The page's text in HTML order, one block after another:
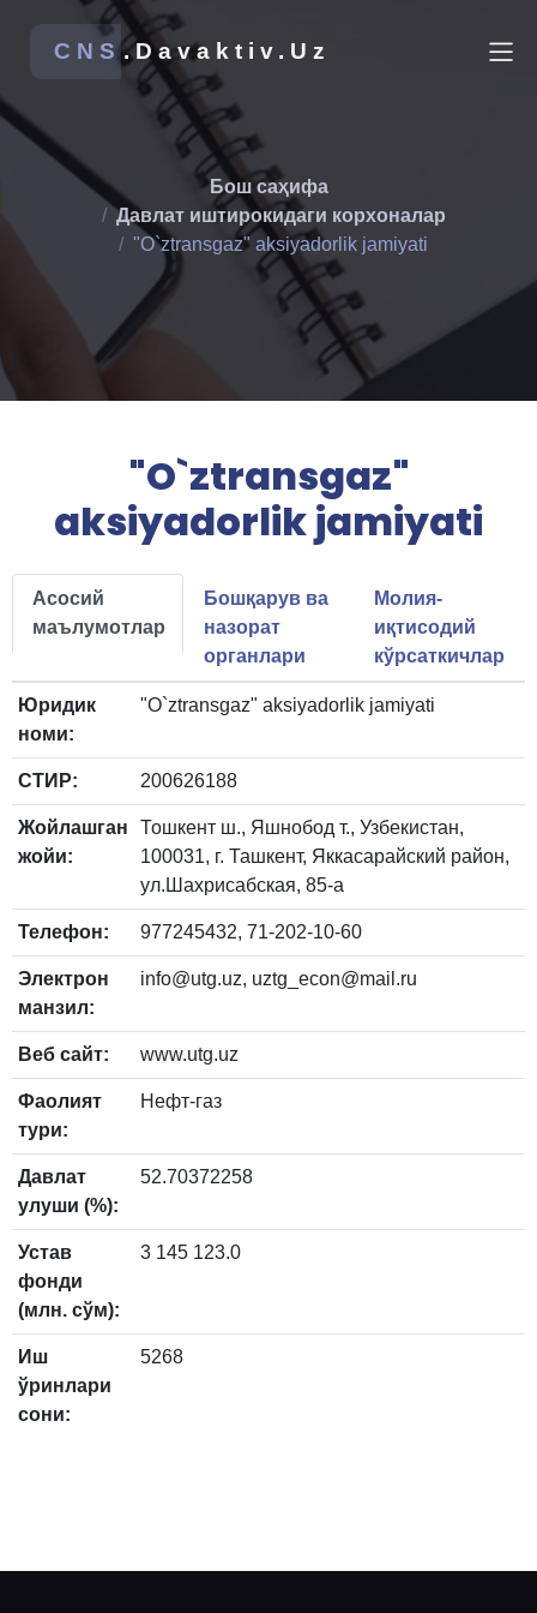
CNS.Davaktiv.Uz
Бош саҳифа
Давлат иштирокидаги корхоналар
"O`ztransgaz" aksiyadorlik jamiyati
"O`ztransgaz"
aksiyadorlik jamiyati
Асосий
маълумотлар
Бошқарув ва
назорат
органлари
Молия-
иқтисодий
кўрсаткичлар
Юридик
номи:
"O`ztransgaz" aksiyadorlik jamiyati
СТИР: 200626188
Жойлашган
жойи:
Тошкент ш., Яшнобод т., Узбекистан,
100031, г. Ташкент, Яккасарайский район,
ул.Шахрисабская, 85-а
Телефон: 977245432, 71-202-10-60
Электрон
манзил:
info@utg.uz, uztg_econ@mail.ru
Веб сайт: www.utg.uz
Фаолият
тури:
Нефт-газ
Давлат
улуши (%):
52.70372258
Устав
фонди
(млн. сўм):
3 145 123.0
Иш
ўринлари
сони:
5268